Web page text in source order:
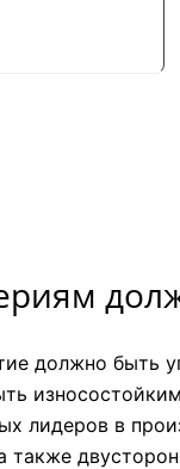
должно быть
лидеров в
также